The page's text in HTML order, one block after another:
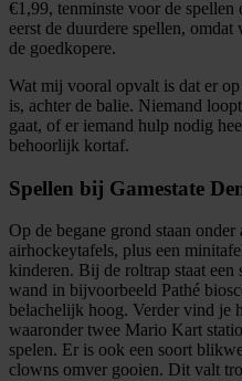
€1,99, tenminste voor de
eerst de duurdere spellen,
de goedkopere.
Wat mij vooral opvalt is dat er
is, achter de balie. Niemand
gaat, of er iemand hulp nodig
behoorlijk kortaf.
Spellen bij Gamestate
Op de begane grond staan
airhockeytafels, plus een
kinderen. Bij de roltrap staat
wand in bijvoorbeeld Pathé
belachelijk hoog. Verder vind je
waaronder twee Mario Kart
spelen. Er is ook een soort
clowns omver gooien. Dit valt